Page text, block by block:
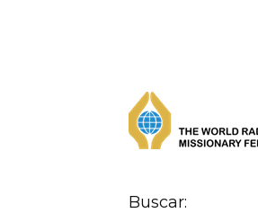
Buscar: